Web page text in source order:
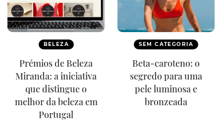
BELEZA
Prémios de Beleza
Miranda: a iniciativa
que distingue o
melhor da beleza em
Portugal
SEM CATEGORIA
Beta-caroteno: o
segredo para uma
pele luminosa e
bronzeada